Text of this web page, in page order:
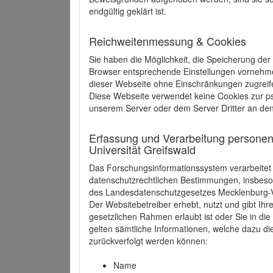
endgültig geklärt ist.
Reichweitenmessung & Cookies
Sie haben die Möglichkeit, die Speicherung
Browser entsprechende Einstellungen
dieser Webseite ohne Einschränkungen
Diese Webseite verwendet keine Cookies zur
unserem Server oder dem Server Dritter an
Erfassung und Verarbeitung
Universität Greifswald
Das Forschungsinformationssystem
datenschutzrechtlichen Bestimmungen,
des Landesdatenschutzgesetzes
Der Websitebetreiber erhebt, nutzt und gibt
gesetzlichen Rahmen erlaubt ist oder Sie in
gelten sämtliche Informationen, welche dazu
zurückverfolgt werden können:
Name